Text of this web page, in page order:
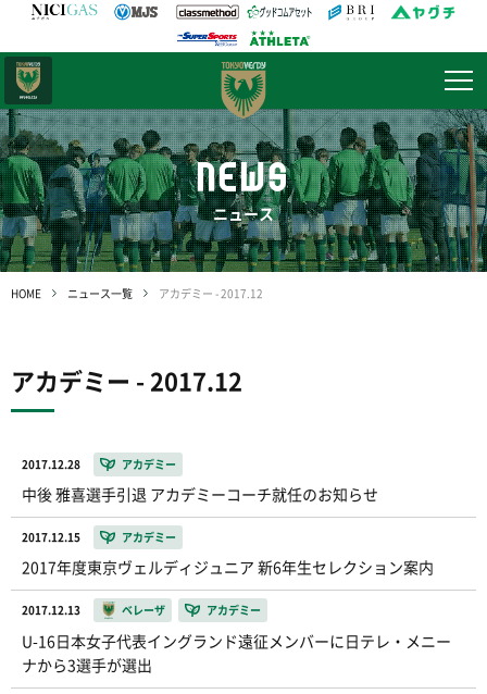
NEWS
ニュース
HOME ニュース一覧 アカデミー - 2017.12
アカデミー - 2017.12
2017.12.28 アカデミー
中後 雅喜選手引退 アカデミーコーチ就任のお知らせ
2017.12.15 アカデミー
2017年度東京ヴェルディジュニア 新6年生セレクション案内
2017.12.13 ベレーザ アカデミー
U-16日本女子代表イングランド遠征メンバーに日テレ・メニー
ナから3選手が選出